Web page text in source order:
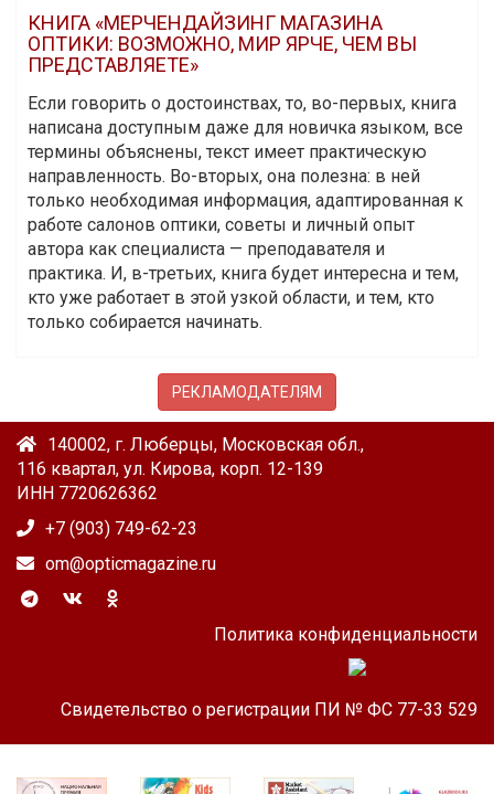
КНИГА «МЕРЧЕНДАЙЗИНГ МАГАЗИНА
ОПТИКИ: ВОЗМОЖНО, МИР ЯРЧЕ, ЧЕМ ВЫ
ПРЕДСТАВЛЯЕТЕ»
Если говорить о достоинствах, то, во-первых, книга
написана доступным даже для новичка языком, все
термины объяснены, текст имеет практическую
направленность. Во-вторых, она полезна: в ней
только необходимая информация, адаптированная к
работе салонов оптики, советы и личный опыт
автора как специалиста — преподавателя и
практика. И, в-третьих, книга будет интересна и тем,
кто уже работает в этой узкой области, и тем, кто
только собирается начинать.
РЕКЛАМОДАТЕЛЯМ
140002, г. Люберцы, Московская обл.,
116 квартал, ул. Кирова, корп. 12-139
ИНН 7720626362
+7 (903) 749-62-23
om@opticmagazine.ru
Политика конфиденциальности
Свидетельство о регистрации ПИ № ФС 77-33 529